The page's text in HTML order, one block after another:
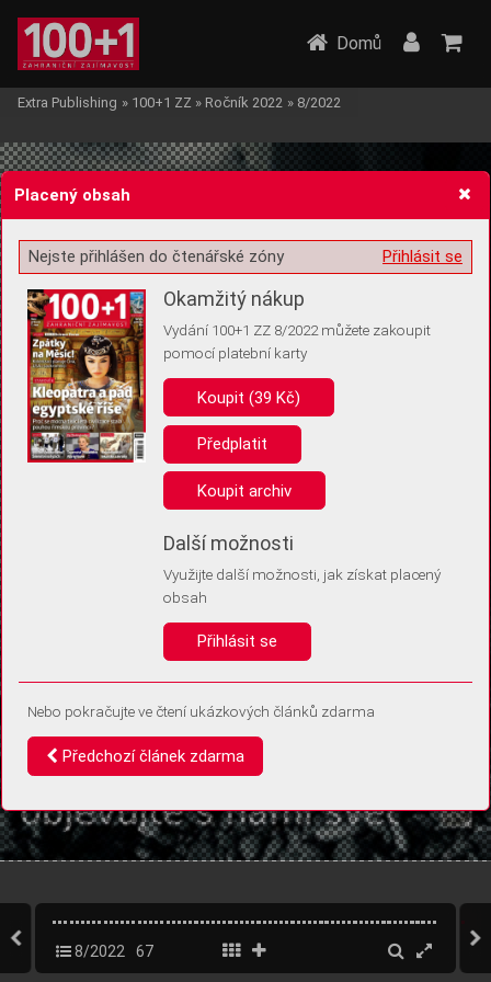
Žádost o souhlas s ukládáním volitelných informací
Pro základní fungování webu nepotřebujeme ukládat žádné informace
(tzv. cookies apod.). Rádi bychom vás ale požádali o souhlas s
uložením volitelných informací:
Anonymní unikátní ID
Díky němu příště poznáme, že se jedná o stejné zařízení, a
Identifikátor je zcela anonymní.
Vaše souhlasy a odmítnutí si ukládáme do vašeho zařízení, abychom se
vás už příště znovu neptali. Můžete je kdykoli později upravit ve Správě
Domů
Extra Publishing » 100+1 ZZ » Ročník 2022 » 8/2022
8/2022 67
Placený obsah
Přihlásit se
Nejste přihlášen do čtenářské zóny
Okamžitý nákup
Vydání 100+1 ZZ 8/2022 můžete zakoupit
pomocí platební karty
Koupit (39 Kč)
Předplatit
Koupit archiv
Další možnosti
Využijte další možnosti, jak získat placený
obsah
Přihlásit se
Nebo pokračujte ve čtení ukázkových článků zdarma
Předchozí článek zdarma